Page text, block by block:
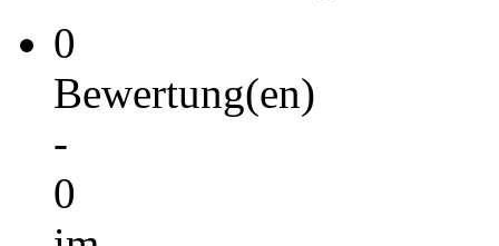
0
Bewertung(en)
-
0